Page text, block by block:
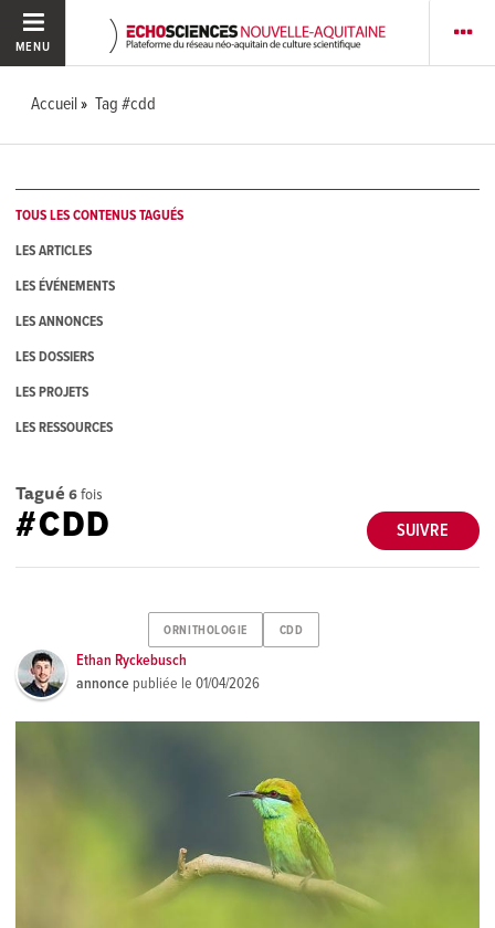
MENU
Accueil Tag #cdd
TOUS LES CONTENUS TAGUÉS
LES ARTICLES
LES ÉVÉNEMENTS
LES ANNONCES
LES DOSSIERS
LES PROJETS
LES RESSOURCES
Tagué 6fois
SUIVRE
#CDD
ORNITHOLOGIE CDD
Ethan Ryckebusch
annonce publiée le01/04/2026